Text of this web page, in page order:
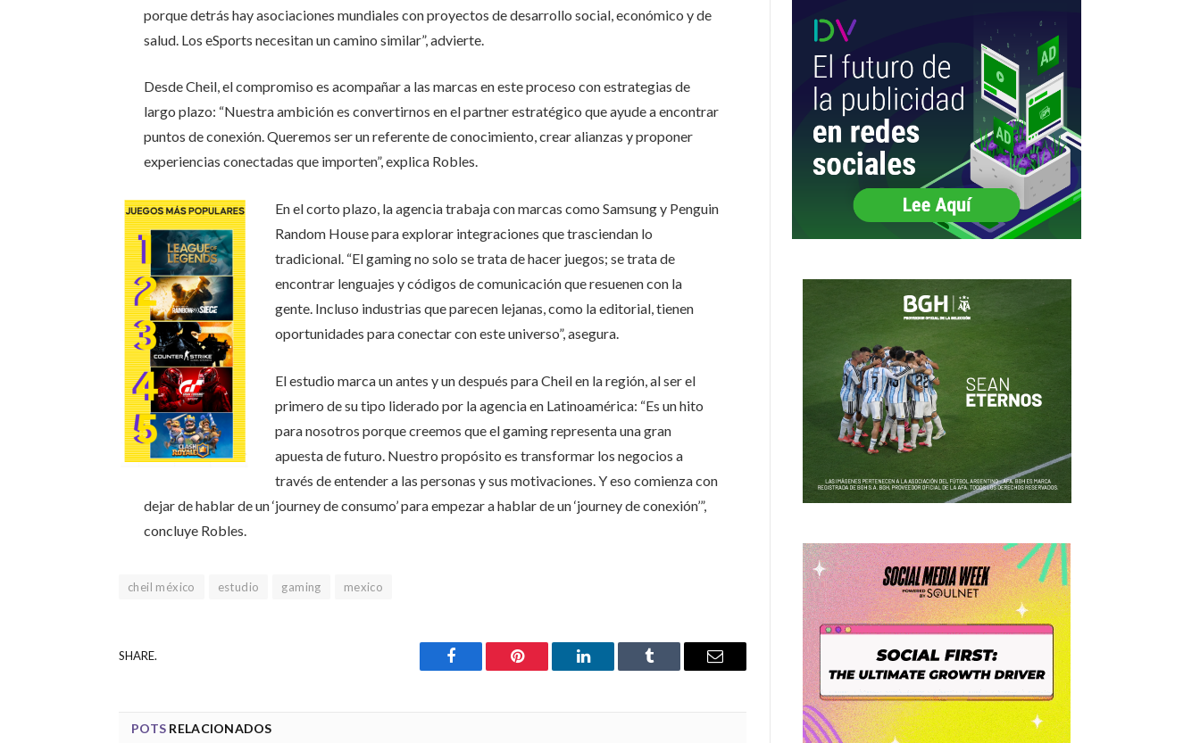
porque detrás hay asociaciones mundiales con proyectos de desarrollo social, económico y de
salud. Los eSports necesitan un camino similar”, advierte.
Desde Cheil, el compromiso es acompañar a las marcas en este proceso con estrategias de
largo plazo: “Nuestra ambición es convertirnos en el partner estratégico que ayude a encontrar
puntos de conexión. Queremos ser un referente de conocimiento, crear alianzas y proponer
experiencias conectadas que importen”, explica Robles.
En el corto plazo, la agencia trabaja con marcas como Samsung y Penguin
Random House para explorar integraciones que trasciendan lo
tradicional. “El gaming no solo se trata de hacer juegos; se trata de
encontrar lenguajes y códigos de comunicación que resuenen con la
gente. Incluso industrias que parecen lejanas, como la editorial, tienen
oportunidades para conectar con este universo”, asegura.
El estudio marca un antes y un después para Cheil en la región, al ser el
primero de su tipo liderado por la agencia en Latinoamérica: “Es un hito
para nosotros porque creemos que el gaming representa una gran
apuesta de futuro. Nuestro propósito es transformar los negocios a
través de entender a las personas y sus motivaciones. Y eso comienza con
dejar de hablar de un ‘journey de consumo’ para empezar a hablar de un ‘journey de conexión’”,
concluye Robles.
cheil méxico estudio gaming mexico
SHARE.
Facebook Pinterest LinkedIn Tumblr Email
POTS RELACIONADOS